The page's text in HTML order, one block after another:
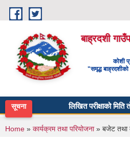
Skip to main content
बाह्रदशी
कोशी
"समृद्ध बाह्रदशीको
सूचना लिखित परीक्षाको मिति
You are here
Home » कार्यक्रम तथा परियोजना» बजेट तथा